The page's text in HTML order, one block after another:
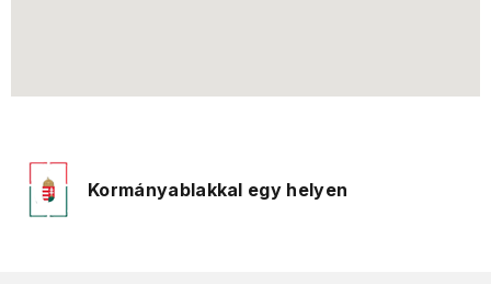
Kormányablakkal egy helyen